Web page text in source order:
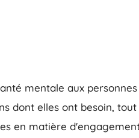
mentale aux
dont elles ont besoin,
en matière